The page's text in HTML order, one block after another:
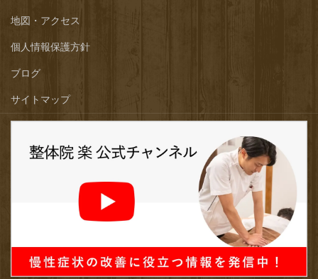
地図・アクセス
個人情報保護方針
ブログ
サイトマップ